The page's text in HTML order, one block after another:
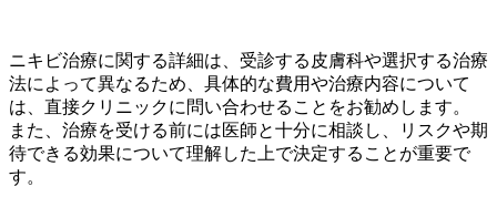
ニキビ治療に関する詳細は、受診する皮膚科や選択する治療
法によって異なるため、具体的な費用や治療内容について
は、直接クリニックに問い合わせることをお勧めします。
また、治療を受ける前には医師と十分に相談し、リスクや期
待できる効果について理解した上で決定することが重要で
す。